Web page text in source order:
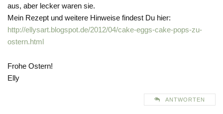
aus, aber lecker waren sie.
Mein Rezept und weitere Hinweise findest Du hier:
http://ellysart.blogspot.de/2012/04/cake-eggs-cake-pops-zu-
ostern.html
Frohe Ostern!
Elly
ANTWORTEN